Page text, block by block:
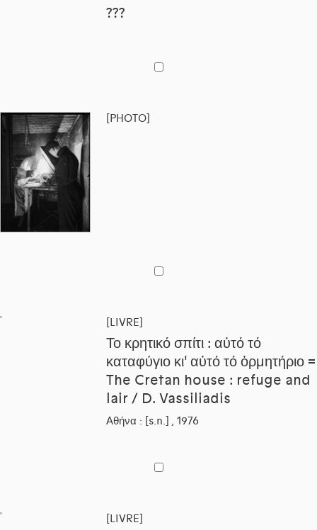
???
[PHOTO]
[LIVRE]
Το κρητικό σπίτι : αὐτό τό
καταφύγιο κι' αὐτό τό ὁρμητήριο =
The Cretan house : refuge and
lair / D. Vassiliadis
Αθήνα : [s.n.] , 1976
[LIVRE]